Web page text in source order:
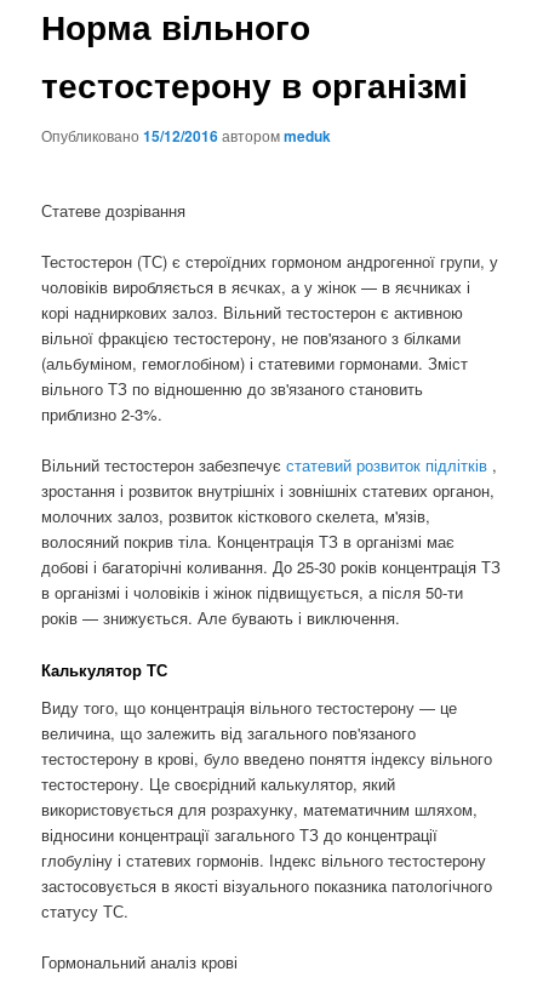
Норма вільного
тестостерону в організмі
Опубликовано15/12/2016авторомmeduk
Статеве дозрівання
Тестостерон (ТС) є стероїдних гормоном андрогенної групи, у
чоловіків виробляється в яєчках, а у жінок — в яєчниках і
корі надниркових залоз. Вільний тестостерон є активною
вільної фракцією тестостерону, не пов'язаного з білками
(альбуміном, гемоглобіном) і статевими гормонами. Зміст
вільного ТЗ по відношенню до зв'язаного становить
приблизно 2-3%.
Вільний тестостерон забезпечуєстатевий розвиток підлітків ,
зростання і розвиток внутрішніх і зовнішніх статевих органон,
молочних залоз, розвиток кісткового скелета, м'язів,
волосяний покрив тіла. Концентрація ТЗ в організмі має
добові і багаторічні коливання. До 25-30 років концентрація ТЗ
в організмі і чоловіків і жінок підвищується, а після 50-ти
років — знижується. Але бувають і виключення.
Калькулятор ТС
Виду того, що концентрація вільного тестостерону — це
величина, що залежить від загального пов'язаного
тестостерону в крові, було введено поняття індексу вільного
тестостерону. Це своєрідний калькулятор, який
використовується для розрахунку, математичним шляхом,
відносини концентрації загального ТЗ до концентрації
глобуліну і статевих гормонів. Індекс вільного тестостерону
застосовується в якості візуального показника патологічного
статусу ТС.
Гормональний аналіз крові